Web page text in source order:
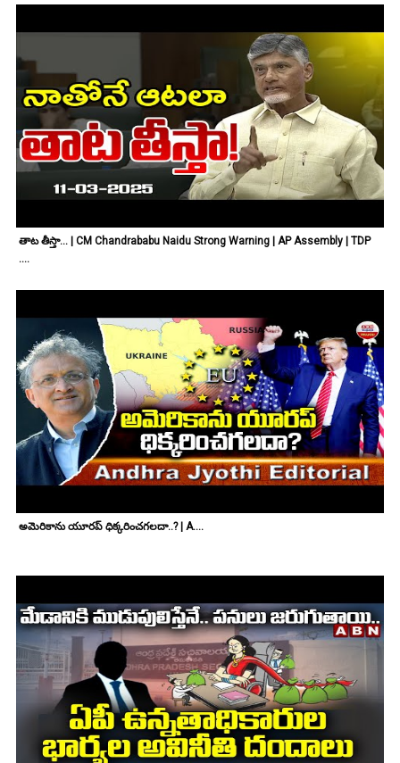
తాట తీస్తా... | CM Chandrababu Naidu Strong Warning | AP Assembly | TDP
....
అమెరికాను యూరప్ ధిక్కరించగలదా..? | A....